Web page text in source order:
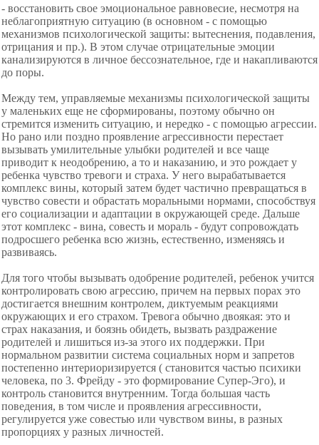
- восстановить свое эмоциональное равновесие, несмотря на
неблагоприятную ситуацию (в основном - с помощью
механизмов психологической защиты: вытеснения, подавления,
отрицания и пр.). В этом случае отрицательные эмоции
канализируются в личное бессознательное, где и накапливаются
до поры.
Между тем, управляемые механизмы психологической защиты
у маленьких еще не сформированы, поэтому обычно он
стремится изменить ситуацию, и нередко - с помощью агрессии.
Но рано или поздно проявление агрессивности перестает
вызывать умилительные улыбки родителей и все чаще
приводит к неодобрению, а то и наказанию, и это рождает у
ребенка чувство тревоги и страха. У него вырабатывается
комплекс вины, который затем будет частично превращаться в
чувство совести и обрастать моральными нормами, способствуя
его социализации и адаптации в окружающей среде. Дальше
этот комплекс - вина, совесть и мораль - будут сопровождать
подросшего ребенка всю жизнь, естественно, изменяясь и
развиваясь.
Для того чтобы вызывать одобрение родителей, ребенок учится
контролировать свою агрессию, причем на первых порах это
достигается внешним контролем, диктуемым реакциями
окружающих и его страхом. Тревога обычно двоякая: это и
страх наказания, и боязнь обидеть, вызвать раздражение
родителей и лишиться из-за этого их поддержки. При
нормальном развитии система социальных норм и запретов
постепенно интериоризируется ( становится частью психики
человека, по 3. Фрейду - это формирование Супер-Эго), и
контроль становится внутренним. Тогда большая часть
поведения, в том числе и проявления агрессивности,
регулируется уже совестью или чувством вины, в разных
пропорциях у разных личностей.